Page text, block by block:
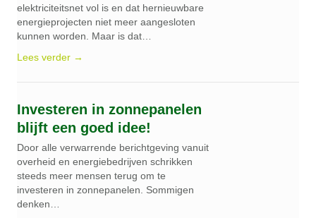
elektriciteitsnet vol is en dat hernieuwbare
energieprojecten niet meer aangesloten
kunnen worden. Maar is dat…
Lees verder →
Investeren in zonnepanelen
blijft een goed idee!
Door alle verwarrende berichtgeving vanuit
overheid en energiebedrijven schrikken
steeds meer mensen terug om te
investeren in zonnepanelen. Sommigen
denken…